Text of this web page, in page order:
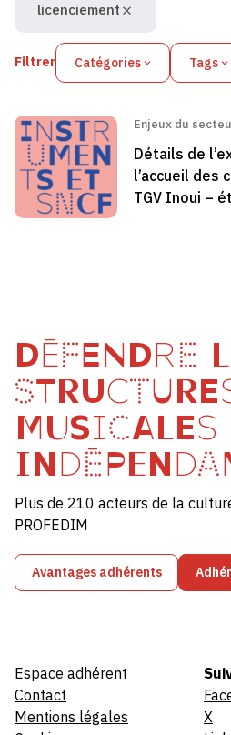
Filtrer Catégories Tags
licenciement
Enjeux du
Détails de
l’accueil des
TGV Inoui –
DÉFENDRE
MUSICALES
Plus de 210 acteurs de la
PROFEDIM
Avantages adhérents
Espace adhérent
Contact
Mentions légales
X